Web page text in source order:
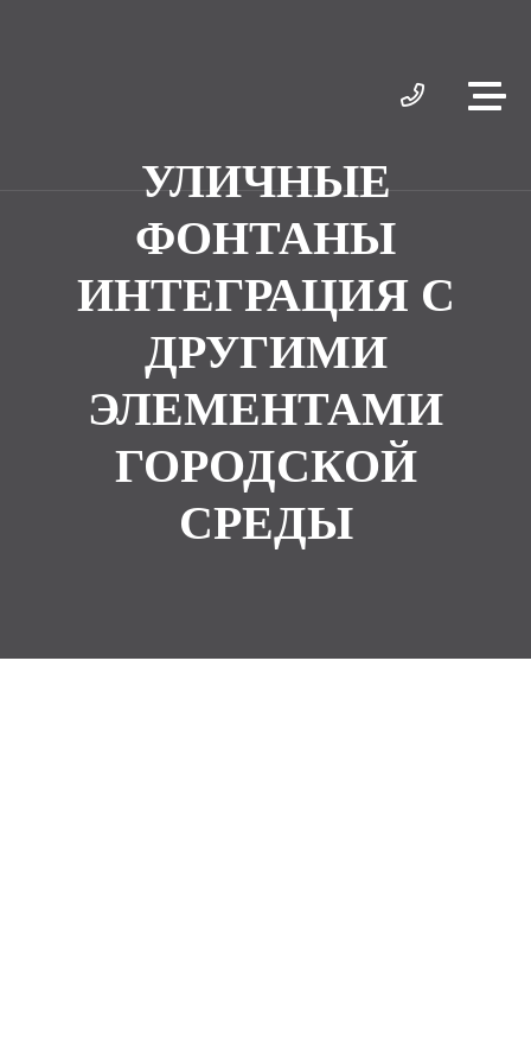
УЛИЧНЫЕ
ФОНТАНЫ
ИНТЕГРАЦИЯ С
ДРУГИМИ
ЭЛЕМЕНТАМИ
ГОРОДСКОЙ
СРЕДЫ